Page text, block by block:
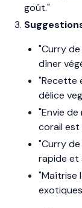
goût."
"Curry
dîner
"Recette
délice
"Envie
corail est
"Curry
rapide et
"Maîtrise